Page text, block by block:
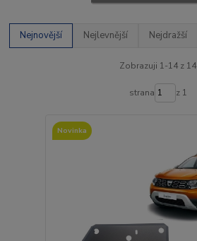
Nejnovější Nejlevnější Nejdražší
Zobrazuji 1-14 z 14
strana z 1
Novinka